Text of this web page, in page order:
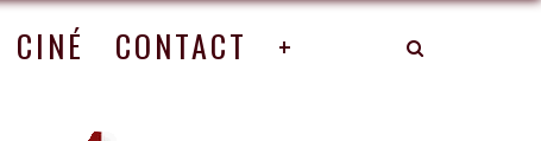
CINÉ CONTACT +